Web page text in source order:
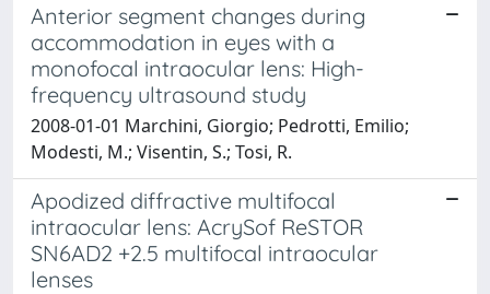
Anterior segment changes during
accommodation in eyes with a
monofocal intraocular lens: High-
frequency ultrasound study
2008-01-01 Marchini, Giorgio; Pedrotti, Emilio;
Modesti, M.; Visentin, S.; Tosi, R.
Apodized diffractive multifocal
intraocular lens: AcrySof ReSTOR
SN6AD2 +2.5 multifocal intraocular
lenses